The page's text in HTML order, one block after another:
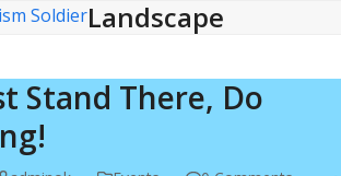
Landscape
Stand There, Do